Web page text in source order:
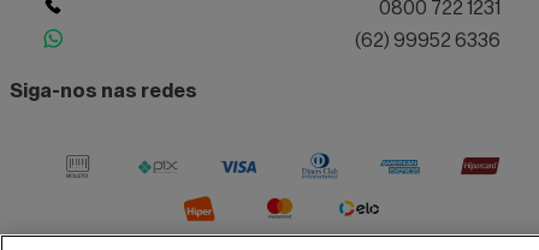
0800 722 1231
(62) 99952 6336
Siga-nos nas redes